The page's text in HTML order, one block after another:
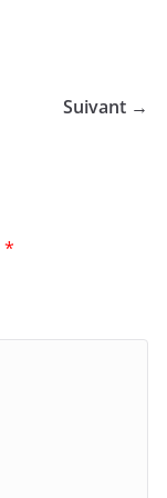
Suivant →
*